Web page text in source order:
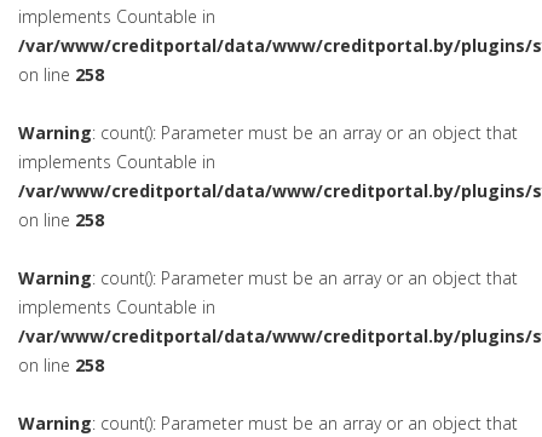
implements Countable in
/var/www/creditportal/data/www/creditportal.by/plugins/
on line 258
Warning: count(): Parameter must be an array or an object that
implements Countable in
/var/www/creditportal/data/www/creditportal.by/plugins/
on line 258
Warning: count(): Parameter must be an array or an object that
implements Countable in
/var/www/creditportal/data/www/creditportal.by/plugins/
on line 258
Warning: count(): Parameter must be an array or an object that